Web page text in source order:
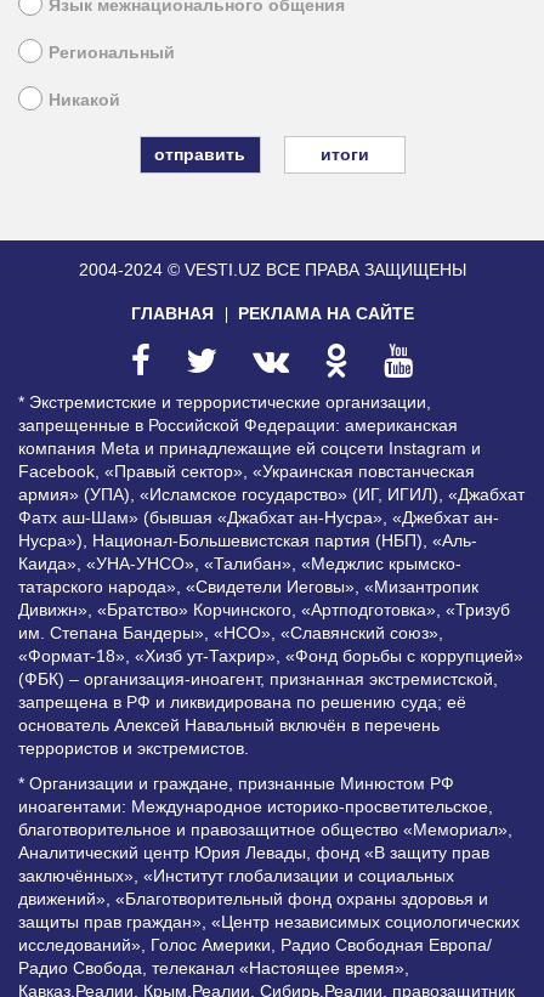
Язык межнационального общения
Региональный
Никакой
итоги
2004-2024 © VESTI.UZ ВСЕ ПРАВА ЗАЩИЩЕНЫ
ГЛАВНАЯ РЕКЛАМА НА САЙТЕ
* Экстремистские и террористические организации,
запрещенные в Российской Федерации: американская
компания Meta и принадлежащие ей соцсети Instagram и
Facebook, «Правый сектор», «Украинская повстанческая
армия» (УПА), «Исламское государство» (ИГ, ИГИЛ), «Джабхат
Фатх аш-Шам» (бывшая «Джабхат ан-Нусра», «Джебхат ан-
Нусра»), Национал-Большевистская партия (НБП), «Аль-
Каида», «УНА-УНСО», «Талибан», «Меджлис крымско-
татарского народа», «Свидетели Иеговы», «Мизантропик
Дивижн», «Братство» Корчинского, «Артподготовка», «Тризуб
им. Степана Бандеры», «НСО», «Славянский союз»,
«Формат-18», «Хизб ут-Тахрир», «Фонд борьбы с коррупцией»
(ФБК) – организация-иноагент, признанная экстремистской,
запрещена в РФ и ликвидирована по решению суда; её
основатель Алексей Навальный включён в перечень
террористов и экстремистов.
* Организации и граждане, признанные Минюстом РФ
иноагентами: Международное историко-просветительское,
благотворительное и правозащитное общество «Мемориал»,
Аналитический центр Юрия Левады, фонд «В защиту прав
заключённых», «Институт глобализации и социальных
движений», «Благотворительный фонд охраны здоровья и
защиты прав граждан», «Центр независимых социологических
исследований», Голос Америки, Радио Свободная Европа/
Радио Свобода, телеканал «Настоящее время»,
Кавказ.Реалии, Крым.Реалии, Сибирь.Реалии, правозащитник